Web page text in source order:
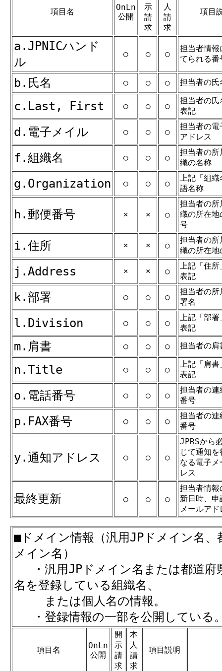
項目名
OnLn
公開
示
請
求
人
請
求
項目
a.JPNICハンド
ル
○ ○ ○
担当者情報
てられる番
b.氏名 ○ ○ ○ 担当者の氏
c.Last, First ○ ○ ○
担当者の氏
表記
d.電子メイル ○ ○ ○
担当者の電
アドレス
f.組織名 ○ ○ ○
担当者の所
織の名称
g.Organization ○ ○ ○
上記「組織
語名称
h.郵便番号 × × ○
担当者の所
織の所在地
号
i.住所 × × ○
担当者の所
織の所在地
j.Address × × ○
上記「住所
表記
k.部署 ○ ○ ○
担当者の所
署名
l.Division ○ ○ ○
上記「部署
表記
m.肩書 ○ ○ ○ 担当者の肩
n.Title ○ ○ ○
上記「肩書
表記
o.電話番号 ○ ○ ○
担当者の連
番号
p.FAX番号 ○ ○ ○
担当者の連
番号
y.通知アドレス ○ ○ ○
JPRSから
じて通知
なる電子メ
レス
最終更新 ○ ○ ○
担当者情報
新日時、申
メールアド
■ドメイン情報（汎用JPドメイン名、
メイン名）
・汎用JPドメイン名または都道府
名を登録している組織名、
または個人名の情報。
・登録情報の一部を公開している
項目名
OnLn
公開
開
示
請
求
本
人
請
求
項目説明